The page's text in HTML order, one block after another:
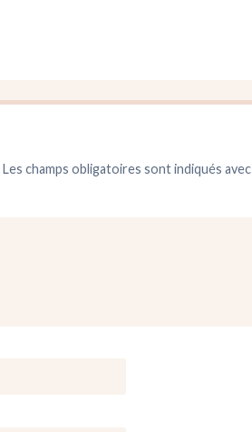
Les champs obligatoires sont indiqués avec